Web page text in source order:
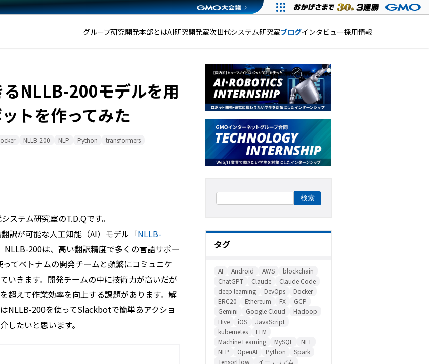
グループ研究開発本部とはAI研究開発室次世代システム研究室ブログインタビュー採用情報
NLLB-200モデルを用
トを作ってみた
NLLB-200 NLP Python
transformers
ステム研究室のT.D.Qです。
訳が可能な人工知能（AI）モデル「NLLB-
200は、高い翻訳精度で多くの言語サポー
てベトナムの開発チームと頻繁にコミュニケ
いきます。開発チームの中に技術力が高いだが
超えて作業効率を向上する課題があります。解
NLLB-200を使ってSlackbotで簡単あアクショ
したいと思います。
タグ
AI Android AWS
blockchain
ChatGPT
Claude
Claude Code
deep learning
DevOps
Docker
ERC20
Ethereum FX
GCP
Gemini
Google Cloud
Hadoop
Hive
iOS
JavaScript
kubernetes
LLM
Machine Learning
MySQL
NFT
NLP
OpenAI Python
Spark
TensorFlow
イーサリアム